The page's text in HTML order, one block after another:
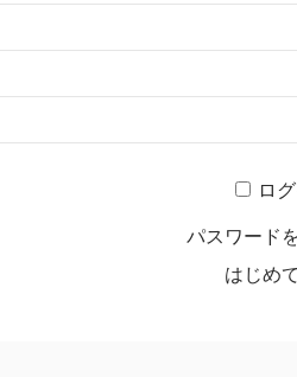
ロ
パスワード
はじめ